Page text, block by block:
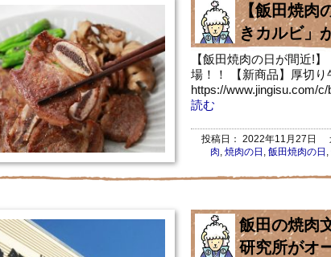
【飯田焼肉
きカルビ」
【飯田焼肉の日が間近!
場！！ 【新商品】厚切り
https://
読む
投稿日： 2022年11月27日
肉, 焼肉の日 , 飯田焼肉の日 ,
飯田の焼肉
研究所がオ